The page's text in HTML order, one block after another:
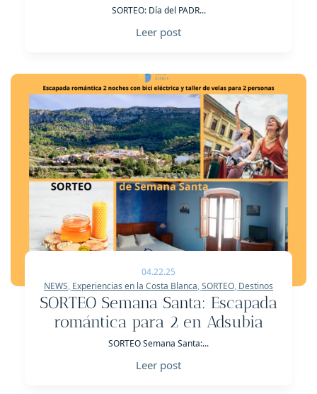
SORTEO: Día del PADR...
Leer post
04.22.25
NEWS, Experiencias en la Costa Blanca,SORTEO, Destinos
SORTEO Semana Santa: Escapada
romántica para 2 en Adsubia
SORTEO Semana Santa:...
Leer post